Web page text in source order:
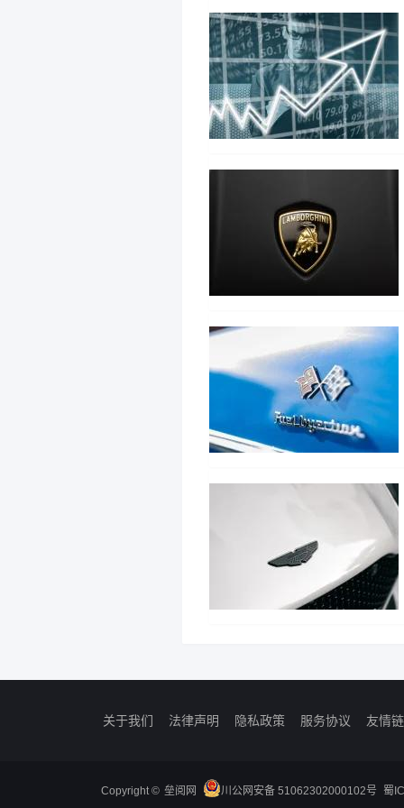
关于我们 法律声明 隐私政策 服务协议 友情
Copyright © 垒阅网 川公网安备 51062302000102号 蜀